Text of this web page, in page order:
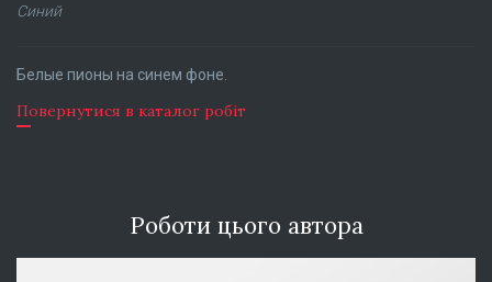
Синий
Белые пионы на синем фоне.
Повернутися в каталог робіт
Роботи цього автора